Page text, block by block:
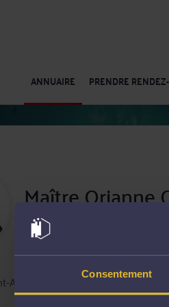
Consentement
ANNUAIRE PRENDRE
Maître Orianne
Barreau de Rouen
Aignan, le cabinet de Maître